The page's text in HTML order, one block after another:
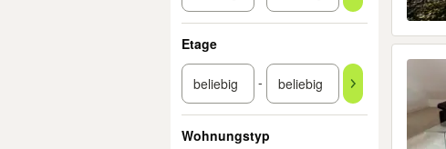
Etage
-
Wohnungstyp